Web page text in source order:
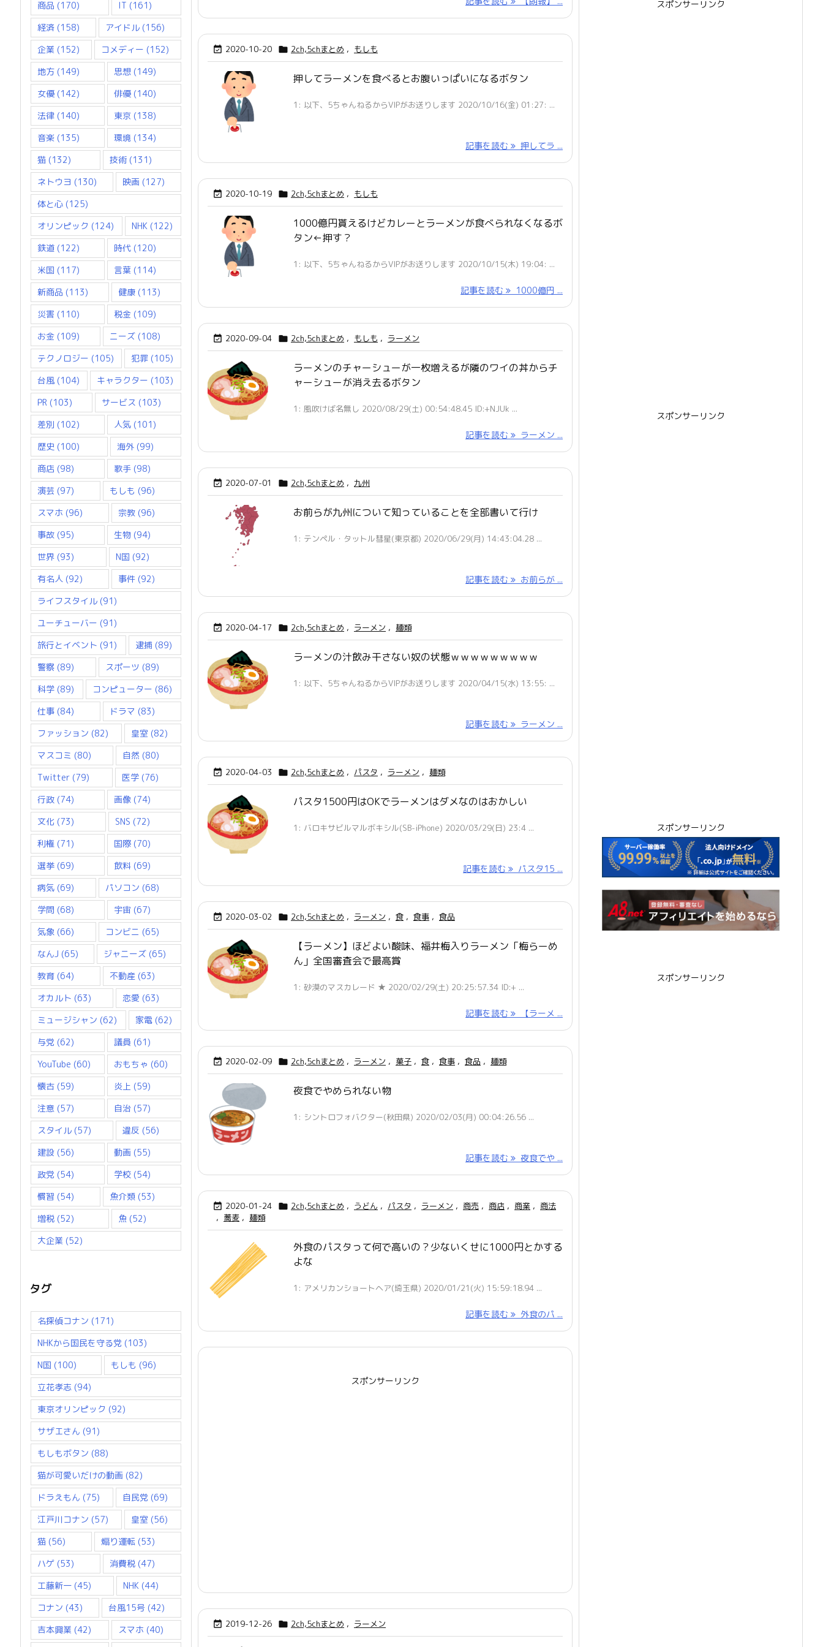
 2020-10-20  2ch,5chまとめ , もしも
押してラーメンを食べるとお腹いっぱいになるボタン
1: 以下、5ちゃんねるからVIPがお送りします 2020/10/16(金) 01:27: ...
記事を読む 押してラ ...
 2020-10-19  2ch,5chまとめ , もしも
1000億円貰えるけどカレーとラーメンが食べられなくなるボ
タン←押す？
1: 以下、5ちゃんねるからVIPがお送りします 2020/10/15(木) 19:04: ...
記事を読む 1000億円 ...
 2020-09-04  2ch,5chまとめ , もしも , ラーメン
ラーメンのチャーシューが一枚増えるが隣のワイの丼からチ
ャーシューが消え去るボタン
1: 風吹けば名無し 2020/08/29(土) 00:54:48.45 ID:+NJUk ...
記事を読む ラーメン ...
 2020-07-01  2ch,5chまとめ , 九州
お前らが九州について知っていることを全部書いて行け
1: テンペル・タットル彗星(東京都) 2020/06/29(月) 14:43:04.28 ...
記事を読む お前らが ...
 2020-04-17  2ch,5chまとめ , ラーメン , 麺類
ラーメンの汁飲み干さない奴の状態ｗｗｗｗｗｗｗｗｗ
1: 以下、5ちゃんねるからVIPがお送りします 2020/04/15(水) 13:55: ...
記事を読む ラーメン ...
 2020-04-03  2ch,5chまとめ , パスタ , ラーメン , 麺類
パスタ1500円はOKでラーメンはダメなのはおかしい
1: バロキサビルマルボキシル(SB-iPhone) 2020/03/29(日) 23:4 ...
記事を読む パスタ15 ...
 2020-03-02  2ch,5chまとめ , ラーメン , 食 , 食事 , 食品
【ラーメン】ほどよい酸味、福井梅入りラーメン「梅らーめ
ん」全国審査会で最高賞
1: 砂漠のマスカレード ★ 2020/02/29(土) 20:25:57.34 ID:+ ...
記事を読む 【ラーメ ...
 2020-02-09  2ch,5chまとめ , ラーメン , 菓子 , 食 , 食事 , 食品 , 麺類
夜食でやめられない物
1: シントロフォバクター(秋田県) 2020/02/03(月) 00:04:26.56 ...
記事を読む 夜食でや ...
 2020-01-24  2ch,5chまとめ , うどん , パスタ , ラーメン , 商売 , 商店 , 商業 , 商法
, 蕎麦 , 麺類
外食のパスタって何で高いの？少ないくせに1000円とかする
よな
1: アメリカンショートヘア(埼玉県) 2020/01/21(火) 15:59:18.94 ...
記事を読む 外食のパ ...
スポンサーリンク
 2019-12-26  2ch,5chまとめ , ラーメン
商品 (170) IT (161)
経済 (158) アイドル (156)
企業 (152) コメディー (152)
地方 (149) 思想 (149)
女優 (142) 俳優 (140)
法律 (140) 東京 (138)
音楽 (135) 環境 (134)
猫 (132) 技術 (131)
ネトウヨ (130) 映画 (127)
体と心 (125)
オリンピック (124) NHK (122)
鉄道 (122) 時代 (120)
米国 (117) 言葉 (114)
新商品 (113) 健康 (113)
災害 (110) 税金 (109)
お金 (109) ニーズ (108)
テクノロジー (105) 犯罪 (105)
台風 (104) キャラクター (103)
PR (103) サービス (103)
差別 (102) 人気 (101)
歴史 (100) 海外(99)
商店 (98) 歌手 (98)
演芸 (97) もしも (96)
スマホ (96) 宗教 (96)
事故 (95) 生物 (94)
世界 (93) N国 (92)
有名人 (92) 事件 (92)
ライフスタイル (91)
ユーチューバー (91)
旅行とイベント (91) 逮捕 (89)
警察 (89) スポーツ (89)
科学 (89) コンピューター (86)
仕事 (84) ドラマ (83)
ファッション (82) 皇室 (82)
マスコミ (80) 自然 (80)
Twitter (79) 医学(76)
行政 (74) 画像 (74)
文化 (73) SNS (72)
利権 (71) 国際 (70)
選挙 (69) 飲料 (69)
病気 (69) パソコン (68)
学問 (68) 宇宙 (67)
気象 (66) コンビニ (65)
なんJ (65) ジャニーズ(65)
教育 (64) 不動産 (63)
オカルト (63) 恋愛 (63)
ミュージシャン (62) 家電 (62)
与党 (62) 議員 (61)
YouTube (60) おもちゃ (60)
懐古 (59) 炎上 (59)
注意 (57) 自治 (57)
スタイル (57) 違反 (56)
建設 (56) 動画 (55)
政党 (54) 学校 (54)
慣習 (54) 魚介類 (53)
増税 (52) 魚 (52)
大企業 (52)
タグ
名探偵コナン (171)
NHKから国民を守る党 (103)
N国 (100) もしも (96)
立花孝志 (94)
東京オリンピック (92)
サザエさん (91)
もしもボタン (88)
猫が可愛いだけの動画 (82)
ドラえもん (75) 自民党 (69)
江戸川コナン (57) 皇室 (56)
猫 (56) 煽り運転 (53)
ハゲ (53) 消費税 (47)
工藤新一 (45) NHK (44)
コナン (43) 台風15号 (42)
吉本興業 (42) スマホ (40)
スポンサーリンク
スポンサーリンク
スポンサーリンク
スポンサーリンク